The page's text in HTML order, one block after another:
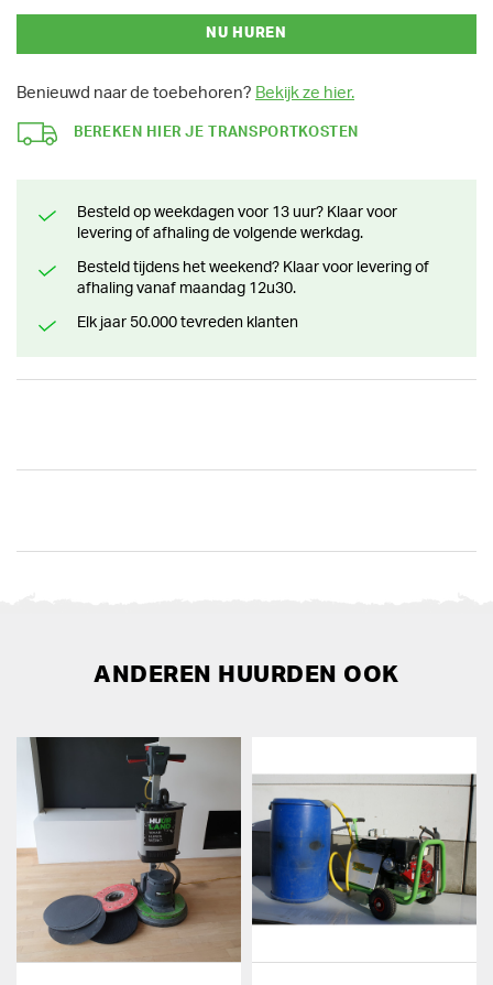
NU HUREN
Benieuwd naar de toebehoren? Bekijk ze hier.
BEREKEN HIER JE TRANSPORTKOSTEN
Besteld op weekdagen voor 13 uur? Klaar voor
levering of afhaling de volgende werkdag.
Besteld tijdens het weekend? Klaar voor levering of
afhaling vanaf maandag 12u30.
Elk jaar 50.000 tevreden klanten
ANDEREN HUURDEN OOK